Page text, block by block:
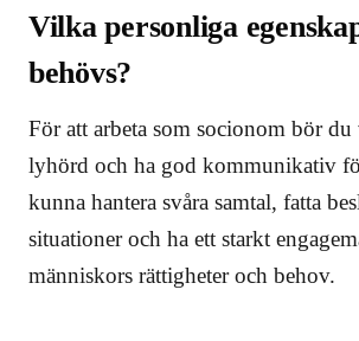
Vilka personliga
behövs?
För att arbeta som socionom bör du
lyhörd och ha god kommunikativ
kunna hantera svåra samtal, fatta
situationer och ha ett starkt
människors rättigheter och behov.